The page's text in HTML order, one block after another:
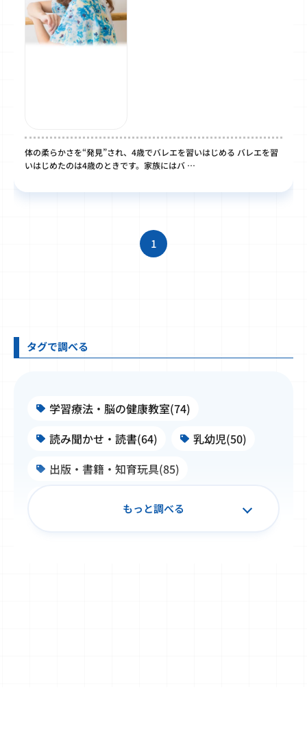
体の柔らかさを“発見”され、4歳でバレエを習いはじめる バレエを習
いはじめたのは4歳のときです。家族にはバ …
1
タグで調べる
学習療法・脳の健康教室(74)
読み聞かせ・読書(64)
乳幼児(50)
出版・書籍・知育玩具(85)
もっと調べる